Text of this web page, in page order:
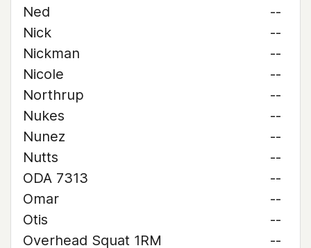
Ned
--
Nick
--
Nickman
--
Nicole
--
Northrup
--
Nukes
--
Nunez
--
Nutts
--
ODA 7313
--
Omar
--
Otis
--
Overhead Squat 1RM
--